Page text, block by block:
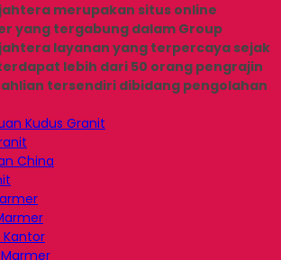
merupakan situs online
yang tergabung dalam Group
layanan yang terpercaya sejak
lebih dari 50 orang pengrajin
tersendiri dibidang pengolahan
Kudus Granit
China